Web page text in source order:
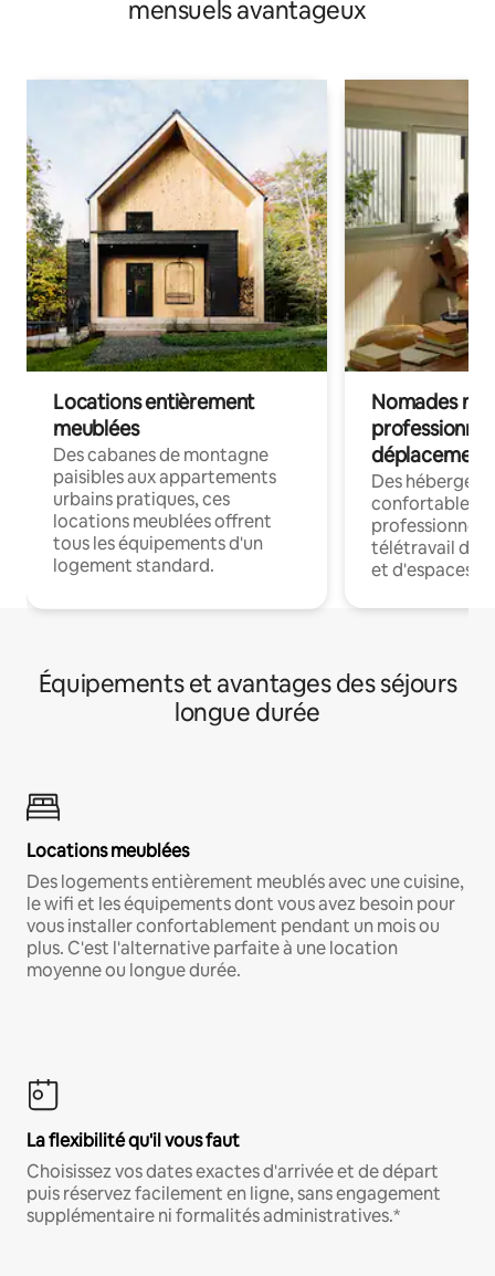
mensuels avantageux
Locations entièrement
meublées
Des cabanes de montagne
paisibles aux appartements
urbains pratiques, ces
locations meublées offrent
tous les équipements d'un
logement standard.
Nomades
déplacement
Des
confortables
professionnels
télétravail
et d'espaces
Équipements et avantages des séjours
longue durée
Locations meublées
Des logements entièrement meublés avec une cuisine,
le wifi et les équipements dont vous avez besoin pour
vous installer confortablement pendant un mois ou
plus. C'est l'alternative parfaite à une location
moyenne ou longue durée.
La flexibilité qu'il vous faut
Choisissez vos dates exactes d'arrivée et de départ
puis réservez facilement en ligne, sans engagement
supplémentaire ni formalités administratives.*